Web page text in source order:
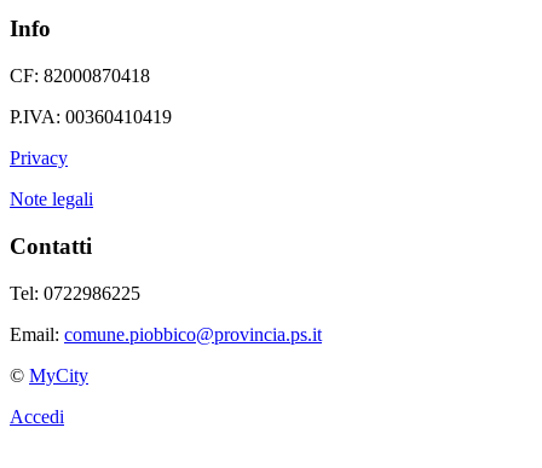
Info
CF: 82000870418
P.IVA: 00360410419
Privacy
Note legali
Contatti
Tel: 0722986225
Email: comune.piobbico@provincia.ps.it
© MyCity
Accedi